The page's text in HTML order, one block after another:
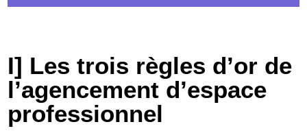
I] Les trois règles d’or de
l’agencement d’espace
professionnel